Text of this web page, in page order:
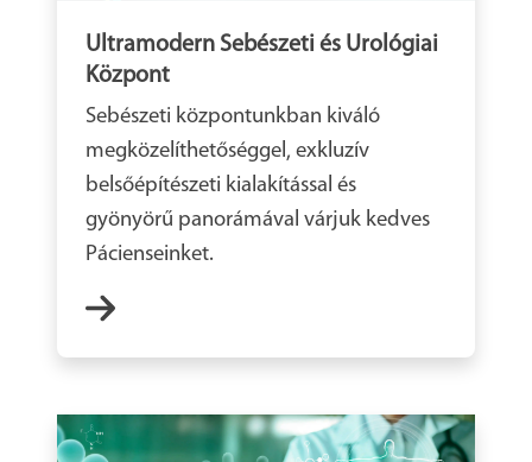
Ultramodern Sebészeti és Urológiai
Központ
Sebészeti központunkban kiváló
megközelíthetőséggel, exkluzív
belsőépítészeti kialakítással és
gyönyörű panorámával várjuk kedves
Pácienseinket.